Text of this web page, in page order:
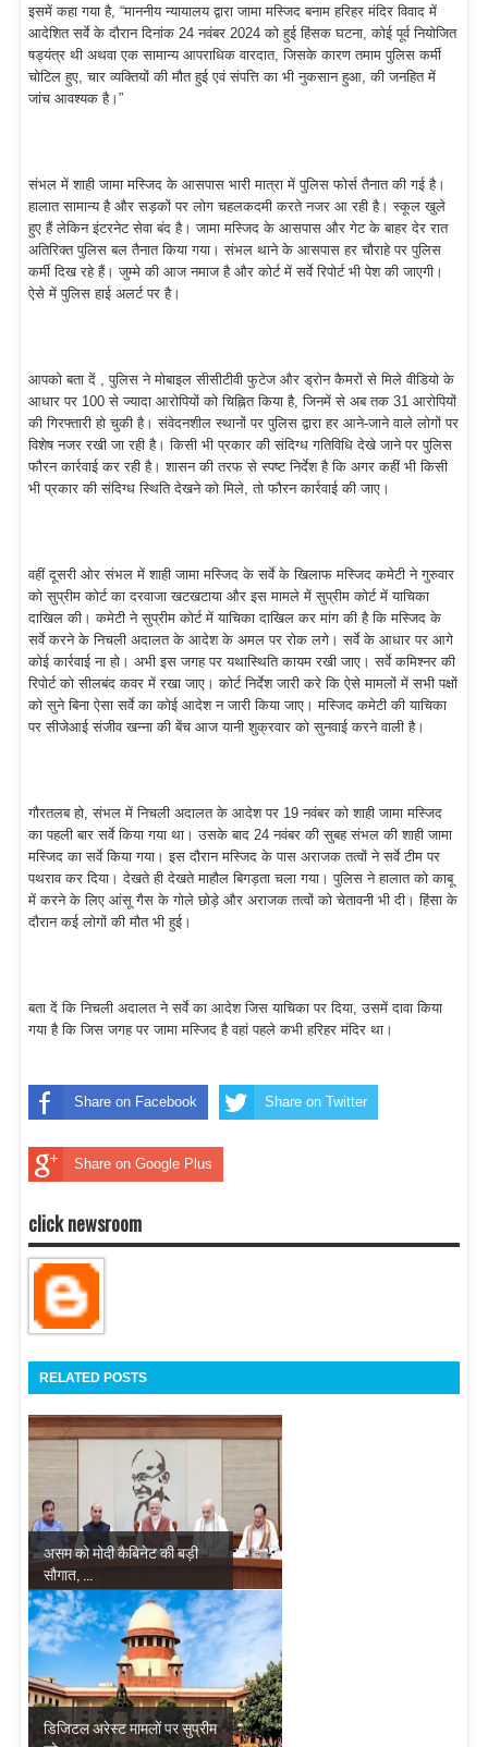
इसमें कहा गया है, “माननीय न्यायालय द्वारा जामा मस्जिद बनाम हरिहर मंदिर विवाद में
आदेशित सर्वे के दौरान दिनांक 24 नवंबर 2024 को हुई हिंसक घटना, कोई पूर्व नियोजित
षड्यंत्र थी अथवा एक सामान्य आपराधिक वारदात, जिसके कारण तमाम पुलिस कर्मी
चोटिल हुए, चार व्यक्तियों की मौत हुई एवं संपत्ति का भी नुकसान हुआ, की जनहित में
जांच आवश्यक है।”
संभल में शाही जामा मस्जिद के आसपास भारी मात्रा में पुलिस फोर्स तैनात की गई है।
हालात सामान्य है और सड़कों पर लोग चहलकदमी करते नजर आ रही है। स्कूल खुले
हुए हैं लेकिन इंटरनेट सेवा बंद है। जामा मस्जिद के आसपास और गेट के बाहर देर रात
अतिरिक्त पुलिस बल तैनात किया गया। संभल थाने के आसपास हर चौराहे पर पुलिस
कर्मी दिख रहे हैं। जुम्मे की आज नमाज है और कोर्ट में सर्वे रिपोर्ट भी पेश की जाएगी।
ऐसे में पुलिस हाई अलर्ट पर है।
आपको बता दें , पुलिस ने मोबाइल सीसीटीवी फुटेज और ड्रोन कैमरों से मिले वीडियो के
आधार पर 100 से ज्यादा आरोपियों को चिह्नित किया है, जिनमें से अब तक 31 आरोपियों
की गिरफ्तारी हो चुकी है। संवेदनशील स्थानों पर पुलिस द्वारा हर आने-जाने वाले लोगों पर
विशेष नजर रखी जा रही है। किसी भी प्रकार की संदिग्ध गतिविधि देखे जाने पर पुलिस
फौरन कार्रवाई कर रही है। शासन की तरफ से स्पष्ट निर्देश है कि अगर कहीं भी किसी
भी प्रकार की संदिग्ध स्थिति देखने को मिले, तो फौरन कार्रवाई की जाए।
वहीं दूसरी ओर संभल में शाही जामा मस्जिद के सर्वे के खिलाफ मस्जिद कमेटी ने गुरुवार
को सुप्रीम कोर्ट का दरवाजा खटखटाया और इस मामले में सुप्रीम कोर्ट में याचिका
दाखिल की। कमेटी ने सुप्रीम कोर्ट में याचिका दाखिल कर मांग की है कि मस्जिद के
सर्वे करने के निचली अदालत के आदेश के अमल पर रोक लगे। सर्वे के आधार पर आगे
कोई कार्रवाई ना हो। अभी इस जगह पर यथास्थिति कायम रखी जाए। सर्वे कमिश्नर की
रिपोर्ट को सीलबंद कवर में रखा जाए। कोर्ट निर्देश जारी करे कि ऐसे मामलों में सभी पक्षों
को सुने बिना ऐसा सर्वे का कोई आदेश न जारी किया जाए। मस्जिद कमेटी की याचिका
पर सीजेआई संजीव खन्ना की बेंच आज यानी शुक्रवार को सुनवाई करने वाली है।
गौरतलब हो, संभल में निचली अदालत के आदेश पर 19 नवंबर को शाही जामा मस्जिद
का पहली बार सर्वे किया गया था। उसके बाद 24 नवंबर की सुबह संभल की शाही जामा
मस्जिद का सर्वे किया गया। इस दौरान मस्जिद के पास अराजक तत्वों ने सर्वे टीम पर
पथराव कर दिया। देखते ही देखते माहौल बिगड़ता चला गया। पुलिस ने हालात को काबू
में करने के लिए आंसू गैस के गोले छोड़े और अराजक तत्वों को चेतावनी भी दी। हिंसा के
दौरान कई लोगों की मौत भी हुई।
बता दें कि निचली अदालत ने सर्वे का आदेश जिस याचिका पर दिया, उसमें दावा किया
गया है कि जिस जगह पर जामा मस्जिद है वहां पहले कभी हरिहर मंदिर था।
Share on Facebook Share on Twitter
Share on Google Plus
click newsroom
RELATED POSTS
असम को मोदी कैबिनेट की बड़ी
सौगात, ...
डिजिटल अरेस्ट मामलों पर सुप्रीम